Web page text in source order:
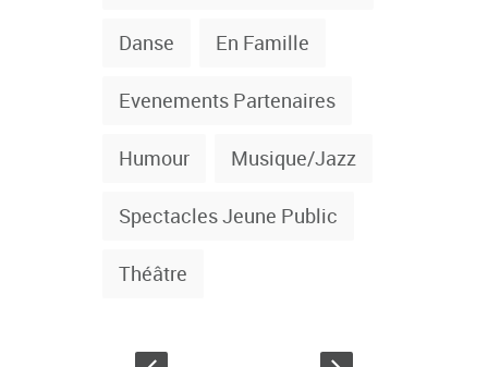
Danse En Famille
Evenements Partenaires
Humour Musique/Jazz
Spectacles Jeune Public
Théâtre